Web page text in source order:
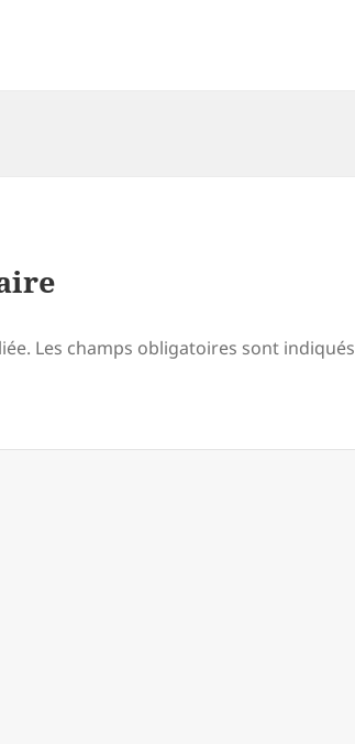
Les champs obligatoires sont indiqués